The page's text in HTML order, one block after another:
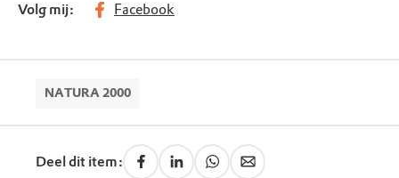
Volg mij: Facebook
NATURA 2000
Deel dit item: